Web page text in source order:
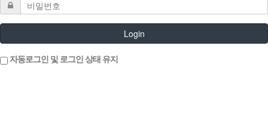
Login
자동로그인 및 로그인 상태 유지